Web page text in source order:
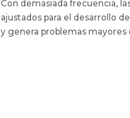
Con demasiada frecuencia,
ajustados para el desarrollo
y genera problemas mayores